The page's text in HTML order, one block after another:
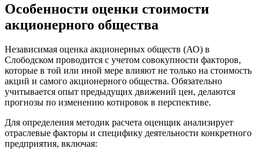
Особенности оценки стоимости
акционерного общества
Независимая оценка акционерных обществ (АО) в
Слободском проводится с учетом совокупности факторов,
которые в той или иной мере влияют не только на стоимость
акций и самого акционерного общества. Обязательно
учитывается опыт предыдущих движений цен, делаются
прогнозы по изменению котировок в перспективе.
Для определения методик расчета оценщик анализирует
отраслевые факторы и специфику деятельности конкретного
предприятия, включая:
Великий Новгород
Великий Устюг
Верещагино
Верхний Уфалей
Верхняя Пышма
Верхняя Салда
Видное
Владивосток
Владикавказ
Владимир